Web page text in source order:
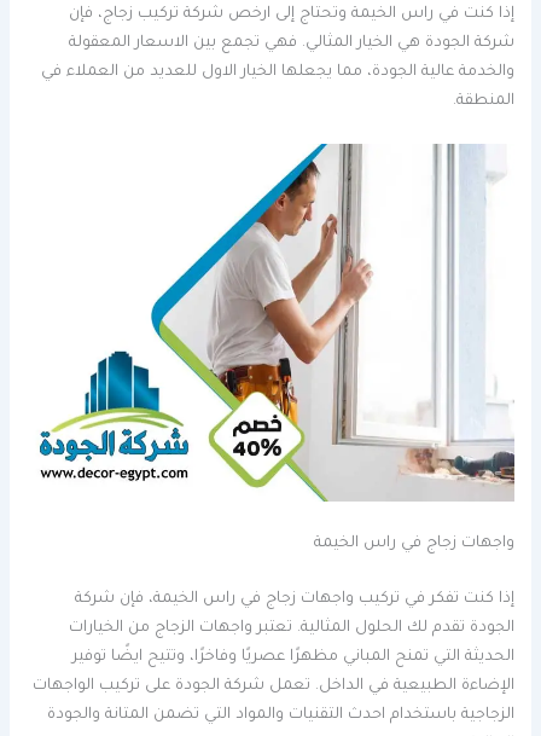
إذا كنت في راس الخيمة وتحتاج إلى ارخص شركة تركيب زجاج، فإن
شركة الجودة هي الخيار المثالي. فهي تجمع بين الاسعار المعقولة
والخدمة عالية الجودة، مما يجعلها الخيار الاول للعديد من العملاء في
المنطقة.
واجهات زجاج في راس الخيمة
إذا كنت تفكر في تركيب واجهات زجاج في راس الخيمة، فإن شركة
الجودة تقدم لك الحلول المثالية. تعتبر واجهات الزجاج من الخيارات
الحديثة التي تمنح المباني مظهرًا عصريًا وفاخرًا، وتتيح ايضًا توفير
الإضاءة الطبيعية في الداخل. تعمل شركة الجودة على تركيب الواجهات
الزجاجية باستخدام احدث التقنيات والمواد التي تضمن المتانة والجودة